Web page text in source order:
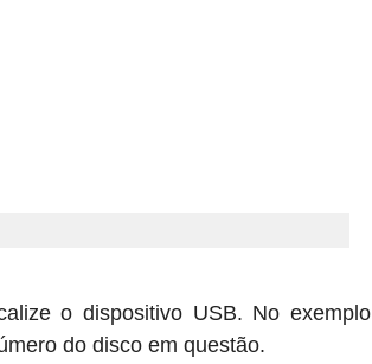
o dispositivo USB. No exemplo
do disco em questão.